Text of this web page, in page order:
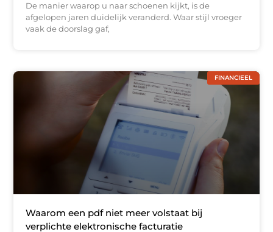
De manier waarop u naar schoenen kijkt, is de
afgelopen jaren duidelijk veranderd. Waar stijl vroeger
vaak de doorslag gaf,
FINANCIEEL
Waarom een pdf niet meer volstaat bij
verplichte elektronische facturatie